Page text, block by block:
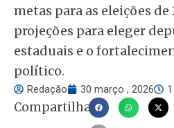
metas para as eleições de
projeções para eleger
estaduais e o
político.
Redação 30 março , 2026
Compartilhar